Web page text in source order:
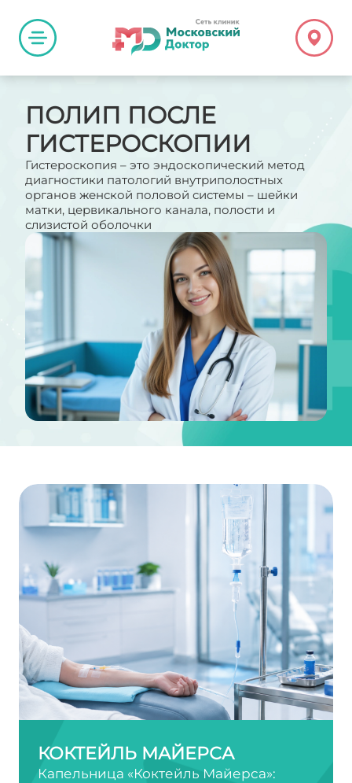
ПОЛИП ПОСЛЕ
ГИСТЕРОСКОПИИ
Гистероскопия – это эндоскопический метод
диагностики патологий внутриполостных
органов женской половой системы – шейки
матки, цервикального канала, полости и
слизистой оболочки
КОКТЕЙЛЬ МАЙЕРСА
Капельница «Коктейль Майерса»: